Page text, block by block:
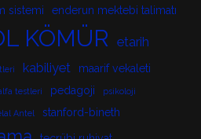
sistemi enderun mektebi talimatı
KÖMÜR etarih
kabiliyet
maarif vekaleti
testleri pedagoji psikoloji
Antel stanford-bineth